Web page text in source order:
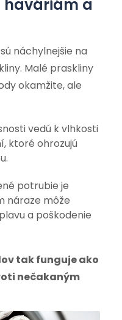
haváriám a
náchylnejšie na
Malé praskliny
okamžite, ale
vedú k vlhkosti
ktoré ohrozujú
potrubie je
náraze môže
a poškodenie
tak funguje ako
nečakaným